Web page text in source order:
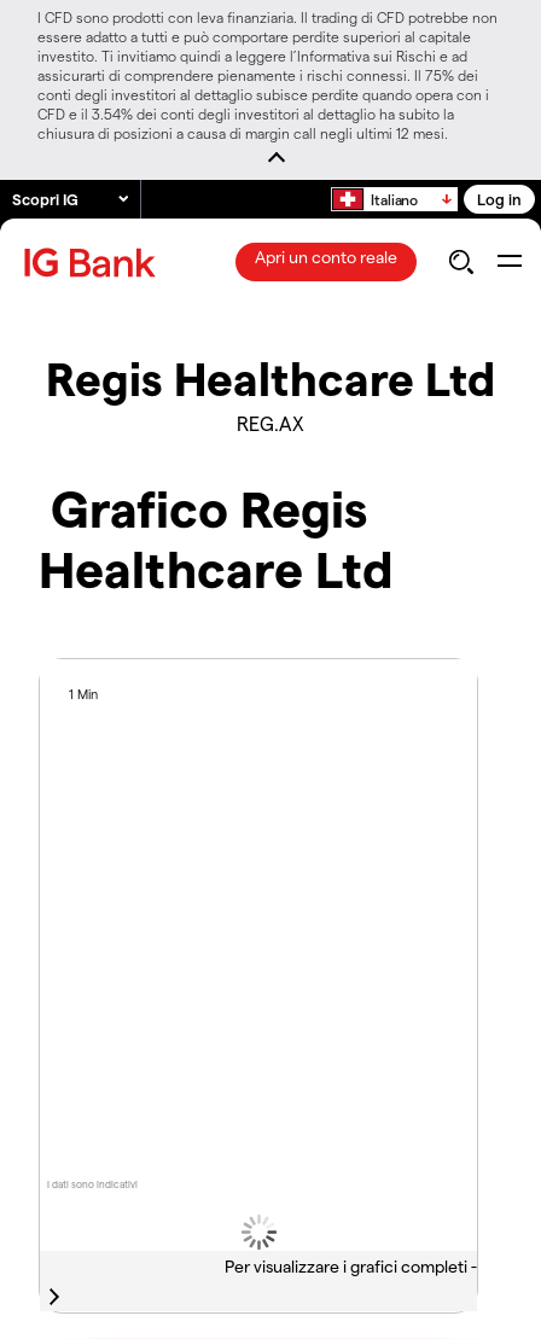
I CFD sono prodotti con leva finanziaria. Il trading di CFD potrebbe non
essere adatto a tutti e può comportare perdite superiori al capitale
investito. Ti invitiamo quindi a leggere l’Informativa sui Rischi e ad
assicurarti di comprendere pienamente i rischi connessi. Il 75% dei
conti degli investitori al dettaglio subisce perdite quando opera con i
CFD e il 3.54% dei conti degli investitori al dettaglio ha subito la
chiusura di posizioni a causa di margin call negli ultimi 12 mesi.
Scopri IG Italiano Log in
Apri un conto reale
Regis Healthcare Ltd
REG.AX
Grafico Regis
Healthcare Ltd
I dati sono indicativi
1 Min
Per visualizzare i grafici completi -